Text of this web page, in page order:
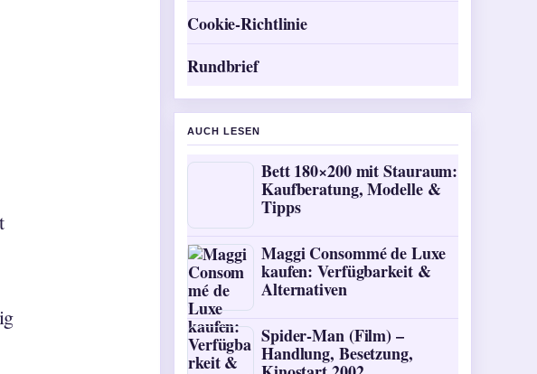
Cookie-Richtlinie
Rundbrief
AUCH LESEN
Bett 180×200 mit Stauraum:
Kaufberatung, Modelle &
Tipps
Maggi Consommé de Luxe
kaufen: Verfügbarkeit &
Alternativen
Spider-Man (Film) –
Handlung, Besetzung,